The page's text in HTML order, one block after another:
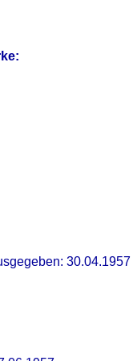
30.04.1957